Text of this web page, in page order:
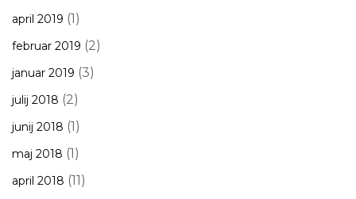
april 2019 (1)
februar 2019 (2)
januar 2019 (3)
julij 2018 (2)
junij 2018 (1)
maj 2018 (1)
april 2018 (11)